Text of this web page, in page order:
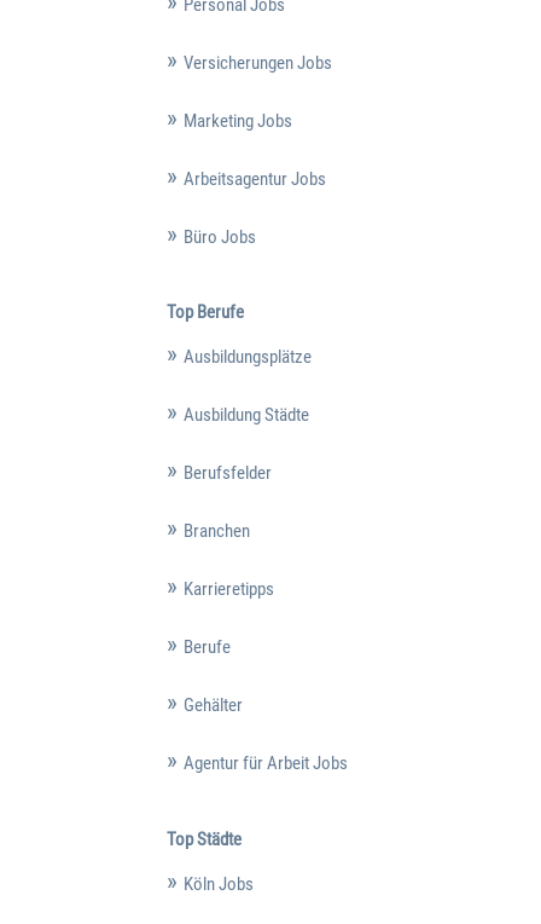
Personal Jobs
Versicherungen Jobs
Marketing Jobs
Arbeitsagentur Jobs
Büro Jobs
Top Berufe
Ausbildungsplätze
Ausbildung Städte
Berufsfelder
Branchen
Karrieretipps
Berufe
Gehälter
Agentur für Arbeit Jobs
Top Städte
Köln Jobs